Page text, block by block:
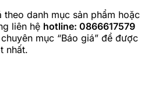
theo danh mục sản phẩm hoặc
liên hệ hotline: 0866617579
mục “Báo giá” để được
nhất.